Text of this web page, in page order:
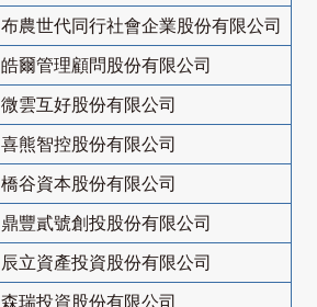
布農世代同行社會企業股份有限公司
皓爾管理顧問股份有限公司
微雲互好股份有限公司
喜熊智控股份有限公司
橋谷資本股份有限公司
鼎豐貳號創投股份有限公司
辰立資產投資股份有限公司
森瑞投資股份有限公司